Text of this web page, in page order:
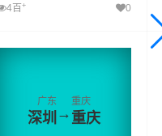
4百 + 0
广东
深圳→
重庆
重庆